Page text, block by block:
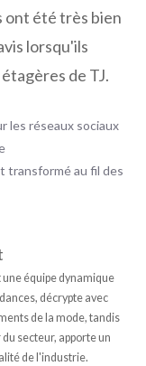
ont été très bien
lorsqu'ils
de TJ.
les réseaux sociaux
transformé au fil des
équipe dynamique
décrypte avec
de la mode, tandis
secteur, apporte un
de l'industrie.